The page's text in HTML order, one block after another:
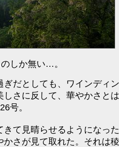
しか無い…。
ぎだとしても、ワインディ
しさに反して、華やかさと
号。
きて見晴らせるようになっ
かさが見て取れた。それは